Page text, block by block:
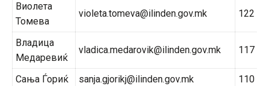
Виолета
Томева
violeta.tomeva@ilinden.gov.mk 122
Владица
Медаревиќ
vladica.medarovik@ilinden.gov.mk 117
Сања Ѓориќ sanja.gjorikj@ilinden.gov.mk 110